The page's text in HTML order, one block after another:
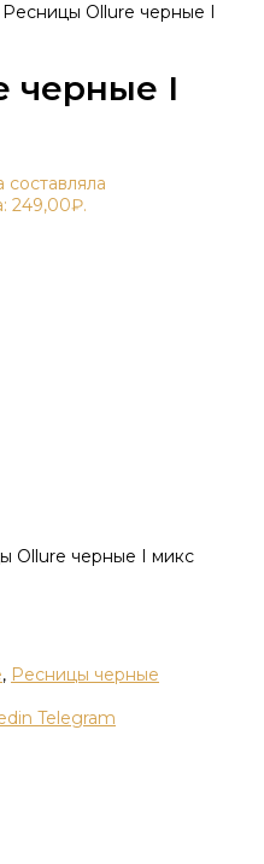
Ресницы Ollure черные I
черные I
249,00₽.
Ollure черные I микс
, Ресницы черные
Telegram